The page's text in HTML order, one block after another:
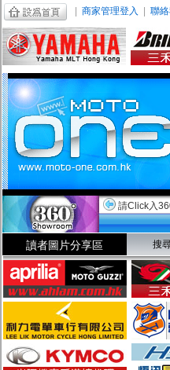
商家管理登入 聯
請Click入
讀者圖片分享區 搜